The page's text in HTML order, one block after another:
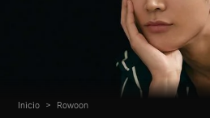
Inicio > Rowoon